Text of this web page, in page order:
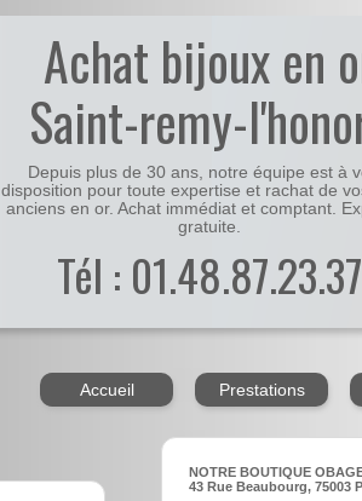
Achat bijoux en
Saint-remy-
Depuis plus de 30 ans, notre équipe est à
disposition pour toute expertise et rachat de
anciens en or. Achat immédiat et comptant.
gratuite.
Tél : 01.48.87.23.37
Accueil Prestations
NOTRE BOUTIQUE
43 Rue Beaubourg, 75003